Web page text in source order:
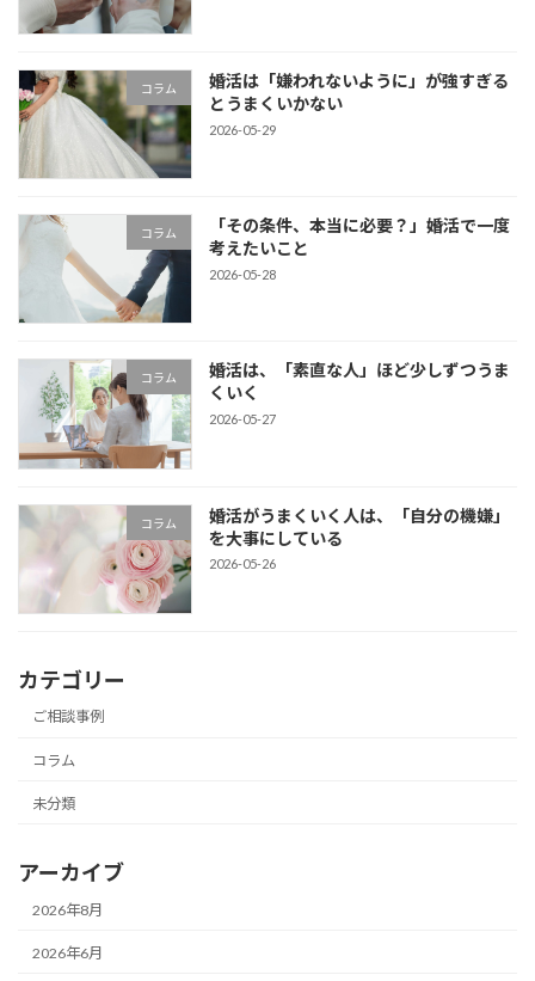
コラム
婚活は「嫌われないように」が強すぎる
とうまくいかない
2026-05-29
コラム
「その条件、本当に必要？」婚活で一度
考えたいこと
2026-05-28
コラム
婚活は、「素直な人」ほど少しずつうま
くいく
2026-05-27
コラム
婚活がうまくいく人は、「自分の機嫌」
を大事にしている
2026-05-26
カテゴリー
ご相談事例
コラム
未分類
アーカイブ
2026年8月
2026年6月